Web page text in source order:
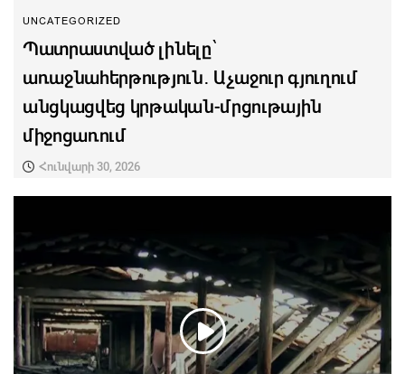
UNCATEGORIZED
Պատրաստված լինելը՝
առաջնահերթություն․ Աչաջուր գյուղում
անցկացվեց կրթական-մրցութային
միջոցառում
Հունվարի 30, 2026